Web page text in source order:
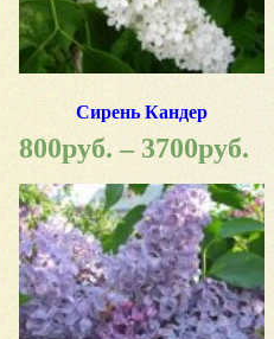
Сирень Кандер
800руб. –3700руб.